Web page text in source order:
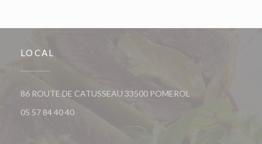
LOCAL
86 ROUTE DE CATUSSEAU 33500 POMEROL
05 57 84 40 40